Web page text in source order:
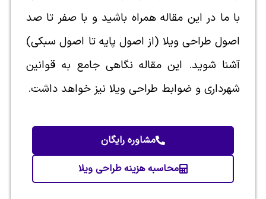
با ما در این مقاله همراه باشید و با صفر تا صد
اصول طراحی ویلا (از اصول پایه تا اصول سبکی)
آشنا شوید. این مقاله نگاهی جامع به قوانین
شهرداری و ضوابط طراحی ویلا نیز خواهد داشت.
مشاوره رایگان
محاسبه هزینه طراحی ویلا